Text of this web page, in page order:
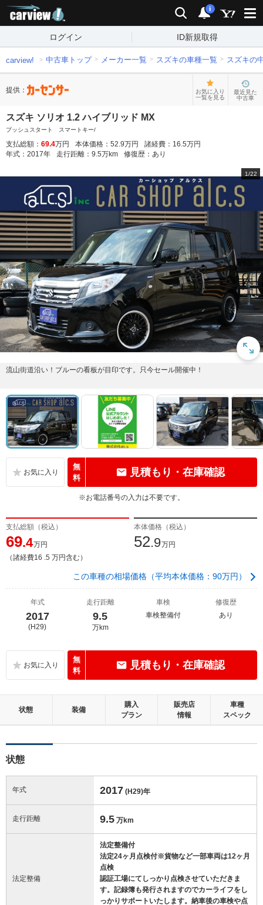
検索 通知
i
ログイン ID新規取得
carview! 中古車トップ メーカー一覧 スズキの車種一覧 スズキの
提供：
お気に入り
一覧を見る
最近見た
中古車
スズキ ソリオ 1.2 ハイブリッド MX
プッシュスタート スマートキー/
支払総額： 69.4万円 本体価格： 52.9万円 諸経費： 16.5万円
年式： 2017年 走行距離： 9.5万km 修復歴： あり
1/22
流山街道沿い！ブルーの看板が目印です。只今セール開催中！
無
料
見積もり・在庫確認
※お電話番号の入力は不要です。
支払総額（税込）
69.4万円
（諸経費16 .5 万円含む）
本体価格（税込）
52.9万円
この車種の相場価格（平均本体価格：90万円）
年式
2017
(H29)
走行距離
9.5
万km
車検
車検整備付
修復歴
あり
無
料
見積もり・在庫確認
状態 装備
購入
プラン
販売店
情報
車種
スペック
状態
年式 2017 (H29)年
走行距離 9.5 万km
法定整備
法定整備付
法定24ヶ月点検付※貨物など一部車両は12ヶ月
点検
認証工場にてしっかり点検させていただきま
す。記録簿も発行されますのでカーライフをし
っかりサポートいたします。納車後の車検や点